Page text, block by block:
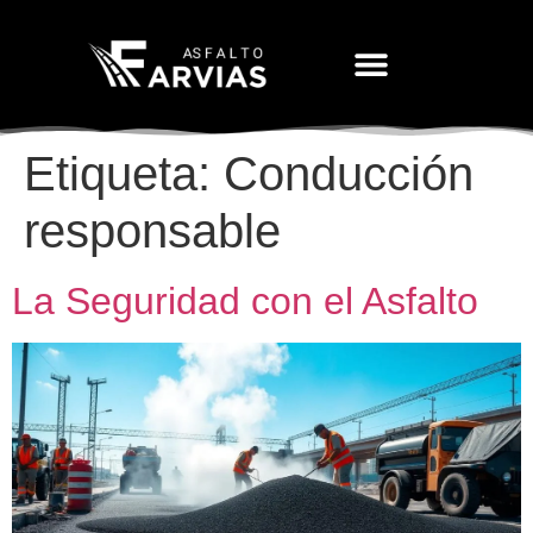
Etiqueta: Conducción
responsable
La Seguridad con el Asfalto